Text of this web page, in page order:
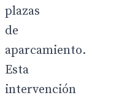
plazas
de
aparcamiento.
Esta
intervención